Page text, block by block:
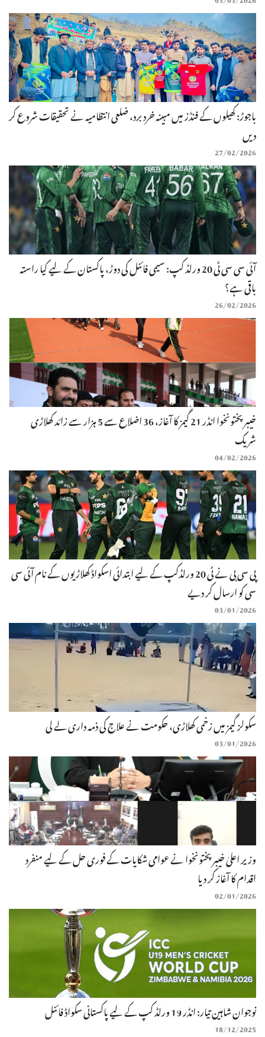
باجوڑ: کھیلوں کے فنڈز میں مبینہ خرد برد، ضلعی انتظامیہ نے تحقیقات شروع کر
دیں
27/02/2026
آئی سی سی ٹی 20 ورلڈ کپ: سیمی فائنل کی دوڑ، پاکستان کے لیے کیا راستہ
باقی ہے؟
26/02/2026
خیبر پختونخوا انڈر 21 گیمز کا آغاز، 36 اضلاع سے 5 ہزار سے زائد کھلاڑی
شریک
04/02/2026
پی سی بی نے ٹی 20 ورلڈکپ کے لیے ابتدائی اسکواڈ کھلاڑیوں کے نام آئی سی
سی کو ارسال کر دیے
03/01/2026
سکولز گیمز میں زخمی کھلاڑی، حکومت نے علاج کی ذمہ داری لے لی
03/01/2026
وزیر اعلیٰ خیبر پختونخوا نے عوامی شکایات کے فوری حل کے لیے منفرد
اقدام کا آغاز کر دیا
02/01/2026
نوجوان شاہین تیار: انڈر 19 ورلڈ کپ کے لیے پاکستانی سکواڈ فائنل
18/12/2025